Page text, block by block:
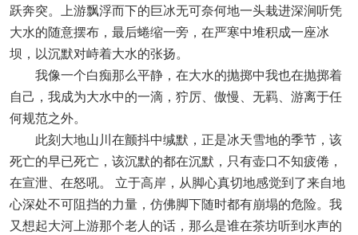
跃奔突。上游飘浮而下的巨冰无可奈何地一头栽进深涧听凭
大水的随意摆布，最后蜷缩一旁，在严寒中堆积成一座冰
坝，以沉默对峙着大水的张扬。
我像一个白痴那么平静，在大水的抛掷中我也在抛掷着
自己，我成为大水中的一滴，狞厉、傲慢、无羁、游离于任
何规范之外。
此刻大地山川在颤抖中缄默，正是冰天雪地的季节，该
死亡的早已死亡，该沉默的都在沉默，只有壶口不知疲倦，
在宣泄、在怒吼。 立于高岸，从脚心真切地感觉到了来自地
心深处不可阻挡的力量，仿佛脚下随时都有崩塌的危险。我
又想起大河上游那个老人的话，那么是谁在茶坊听到水声的